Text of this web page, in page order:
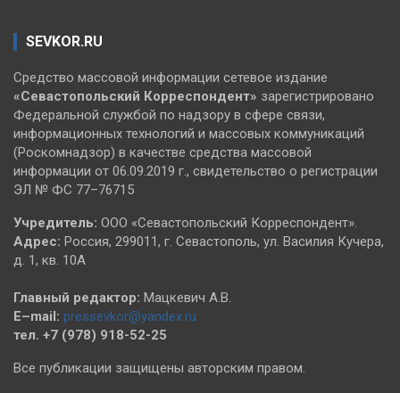
SEVKOR.RU
Средство массовой информации сетевое издание
«Севастопольский Корреспондент» зарегистрировано
Федеральной службой по надзору в сфере связи,
информационных технологий и массовых коммуникаций
(Роскомнадзор) в качестве средства массовой
информации от 06.09.2019 г., свидетельство о регистрации
ЭЛ № ФС 77–76715
Учредитель: ООО «Севастопольский Корреспондент».
Адрес: Россия, 299011, г. Севастополь, ул. Василия Кучера,
д. 1, кв. 10А
Главный редактор: Мацкевич А.В.
E–mail: pressevkor@yandex.ru
тел. +7 (978) 918-52-25
Все публикации защищены авторским правом.